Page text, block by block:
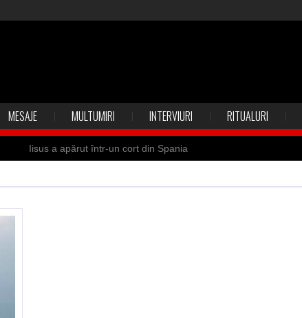
MESAJE MULTUMIRI INTERVIURI RITUALURI
Iisus a apărut într-un cort din Spania
Suedia
de sfântul Petre